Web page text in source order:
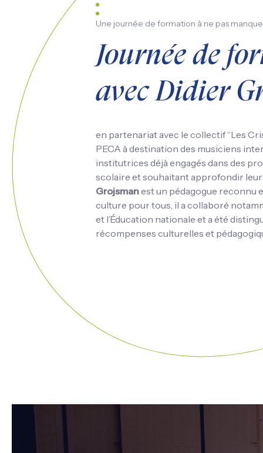
Une journée de formation à ne pas
Journée de
avec Didier
en partenariat avec le collectif “Les
PECA à destination des musiciens
institutrices déjà engagés dans des
scolaire et souhaitant approfondir
Grojsmanest un pédagogue reconnu
culture pour tous, il a collaboré
et l’Éducation nationale et a été
récompenses culturelles et